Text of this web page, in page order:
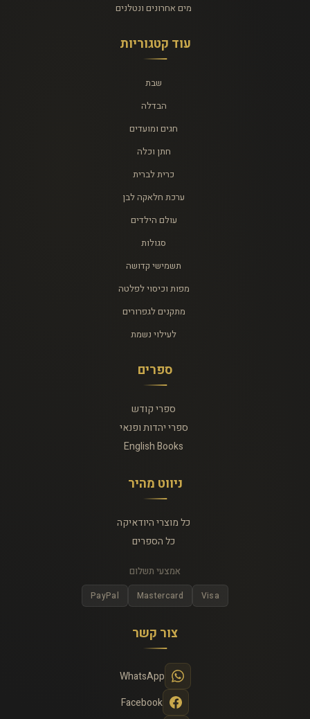
מים אחרונים ונטלנים
עוד קטגוריות
שבת
הבדלה
חגים ומועדים
חתן וכלה
כרית לברית
ערכת חלאקה לבן
עולם הילדים
סגולות
תשמישי קדושה
מפות וכיסוי לפלטה
מתקנים לגפרורים
לעילוי נשמת
ספרים
ספרי קודש
ספרי יהדות ופנאי
English Books
ניווט מהיר
כל מוצרי היודאיקה
כל הספרים
אמצעי תשלום
Visa
Mastercard
PayPal
צור קשר
WhatsApp
Facebook